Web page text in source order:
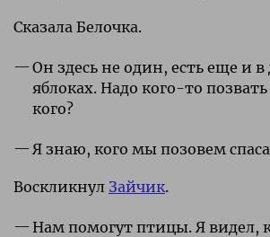
Сказала Белочка.
Он здесь не один, есть еще и в
яблоках. Надо кого-то
кого?
Я знаю, кого мы позовем
Воскликнул Зайчик.
Нам помогут птицы. Я видел,